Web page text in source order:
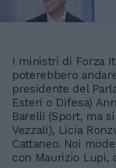
I ministri di Forza
poterebbero
presidente del
Esteri o Difesa)
Barelli (Sport, ma
Vezzali), Licia
Cattaneo. Noi
con Maurizio Lupi,